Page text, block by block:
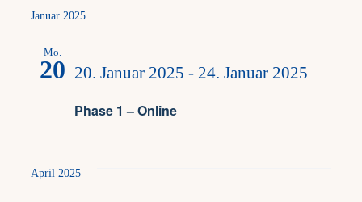
Januar 2025
Mo.
20
Phase 1 – Online
20. Januar 2025 - 24. Januar 2025
April 2025